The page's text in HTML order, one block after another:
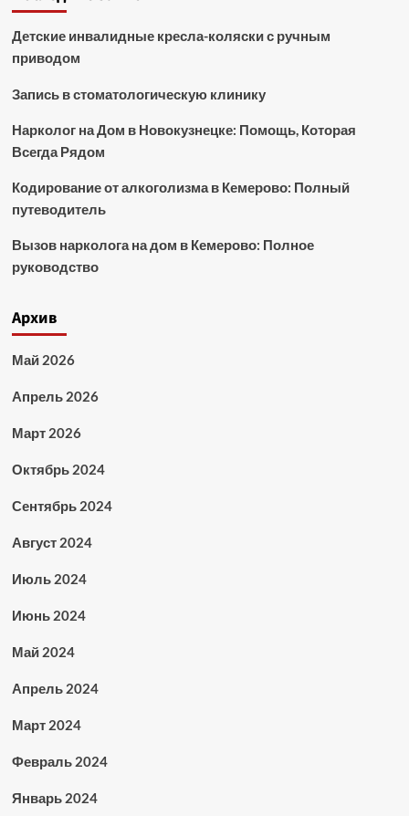
Детские инвалидные кресла-коляски с ручным
приводом
Запись в стоматологическую клинику
Нарколог на Дом в Новокузнецке: Помощь, Которая
Всегда Рядом
Кодирование от алкоголизма в Кемерово: Полный
путеводитель
Вызов нарколога на дом в Кемерово: Полное
руководство
Архив
Май 2026
Апрель 2026
Март 2026
Октябрь 2024
Сентябрь 2024
Август 2024
Июль 2024
Июнь 2024
Май 2024
Апрель 2024
Март 2024
Февраль 2024
Январь 2024